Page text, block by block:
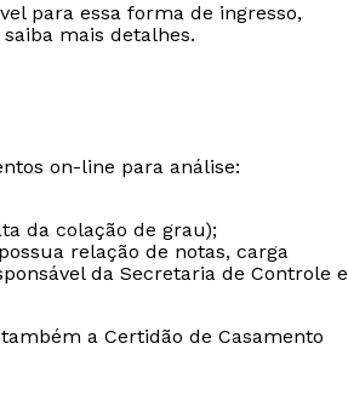
para essa forma de ingresso,
saiba mais detalhes.
on-line para análise:
da colação de grau);
relação de notas, carga
da Secretaria de Controle e
a Certidão de Casamento